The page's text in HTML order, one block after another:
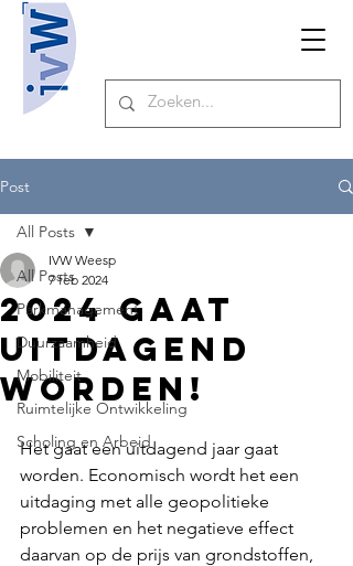
Post
All Posts
Parkmanagement
Duurzaamheid
Mobiliteit
Ruimtelijke Ontwikkeling
Scholing en Arbeid
All Posts
2024 gaat
uitdagend
worden!
IVW Weesp
7 feb 2024
Het gaat een uitdagend jaar gaat
worden. Economisch wordt het een
uitdaging met alle geopolitieke
problemen en het negatieve effect
daarvan op de prijs van grondstoffen,